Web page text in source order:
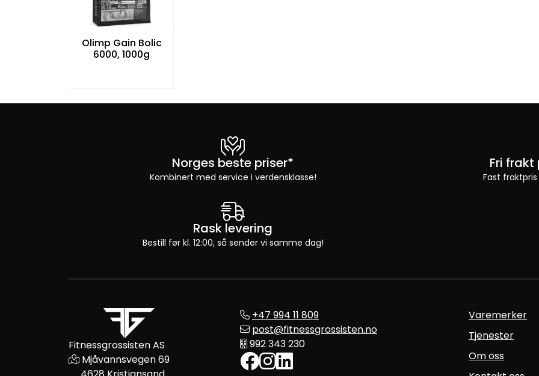
Olimp Gain Bolic
6000, 1000g
Norges beste priser*
Kombinert med service i verdensklasse!
Fri
Fast
Rask levering
Bestill før kl. 12:00, så sender vi samme dag!
Fitnessgrossisten AS
Mjåvannsvegen 69
+47 994 11 809
post@fitnessgrossisten.no
992 343 230
Varemerker
Tjenester
Om oss